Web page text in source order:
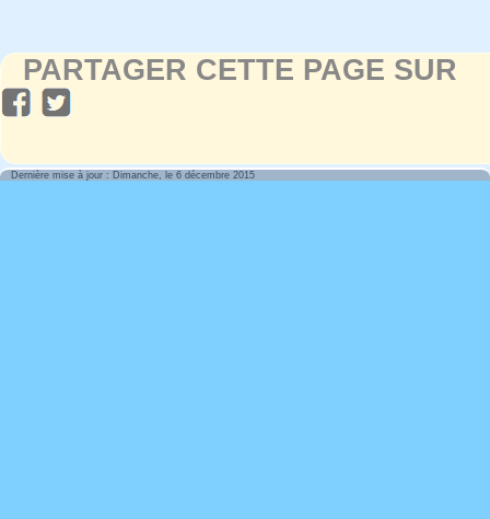
PARTAGER CETTE PAGE SUR
Dernière mise à jour : Dimanche, le 6 décembre 2015